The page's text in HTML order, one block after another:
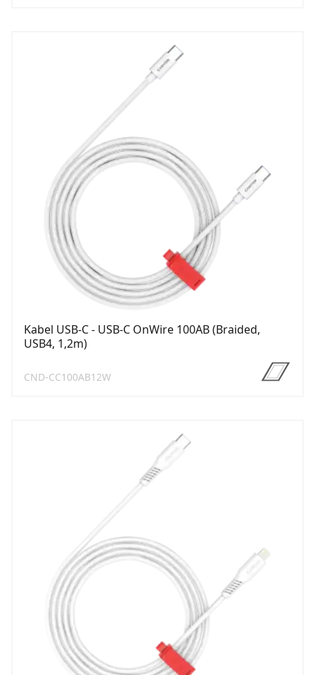
Kabel USB-C - USB-C OnWire 100AB (Braided,
USB4, 1,2m)
CND-CC100AB12W